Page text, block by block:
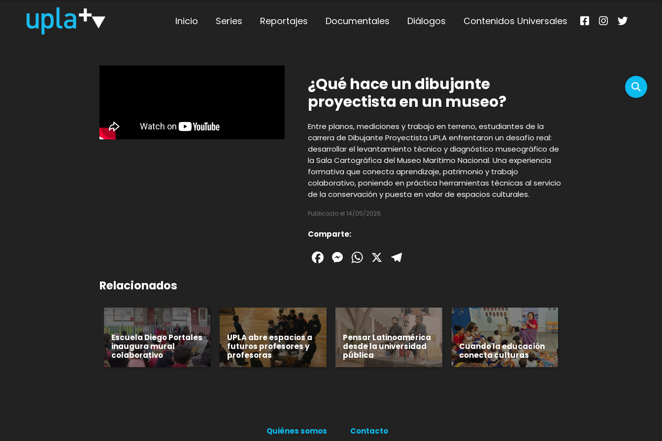
Inicio Series Reportajes Documentales Diálogos Contenidos Universales
¿Qué hace un dibujante
proyectista en un museo?
Entre planos, mediciones y trabajo en terreno, estudiantes de la
carrera de Dibujante Proyectista UPLA enfrentaron un desafío real:
desarrollar el levantamiento técnico y diagnóstico museográfico de
la Sala Cartográfica del Museo Marítimo Nacional. Una experiencia
formativa que conecta aprendizaje, patrimonio y trabajo
colaborativo, poniendo en práctica herramientas técnicas al servicio
de la conservación y puesta en valor de espacios culturales.
Publicado el 14/05/2026.
Comparte:
Facebook
Messenger
WhatsApp
X
Relacionados
Escuela Diego Portales
inaugura mural
colaborativo
UPLA abre espacios a
futuros profesores y
profesoras
Pensar Latinoamérica
desde la universidad
pública
Cuando la educación
conecta culturas
Quiénes somos Contacto